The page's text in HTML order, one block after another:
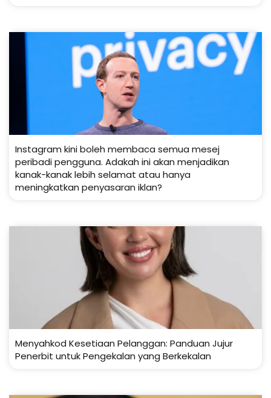
Instagram kini boleh membaca semua mesej
peribadi pengguna. Adakah ini akan menjadikan
kanak-kanak lebih selamat atau hanya
meningkatkan penyasaran iklan?
Menyahkod Kesetiaan Pelanggan: Panduan Jujur
Penerbit untuk Pengekalan yang Berkekalan